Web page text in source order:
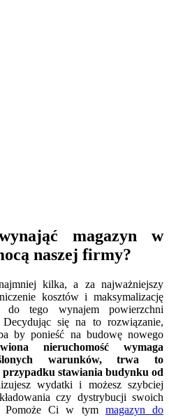
magazyn w
naszej firmy?
kilka, a za najważniejszy
kosztów i maksymalizację
tego wynajem powierzchni
się na to rozwiązanie,
by ponieść na budowę nowego
nieruchomość wymaga
warunków, trwa to
przypadku stawiania budynku od
wydatki i możesz szybciej
czy dystrybucji swoich
Pomoże Ci w tym magazyn do